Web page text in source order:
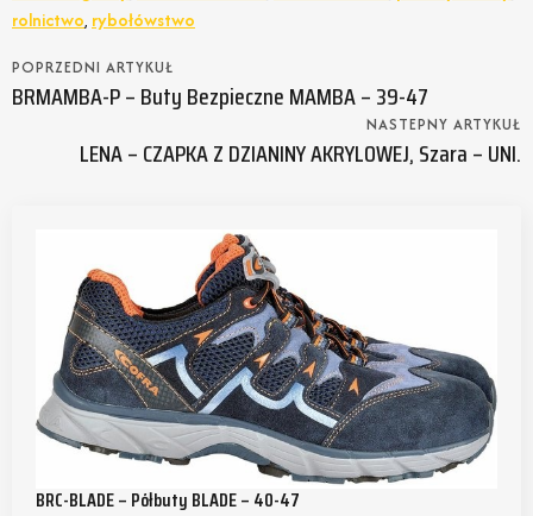
rolnictwo, rybołówstwo
POPRZEDNI ARTYKUŁ
BRMAMBA-P – Buty Bezpieczne MAMBA – 39-47
NASTEPNY ARTYKUŁ
LENA – CZAPKA Z DZIANINY AKRYLOWEJ, Szara – UNI.
BRC-BLADE – Półbuty BLADE – 40-47